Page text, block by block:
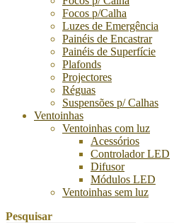
Focos p/Calha
Luzes de Emergência
Painéis de Encastrar
Painéis de Superfície
Plafonds
Projectores
Réguas
Suspensões p/ Calhas
Ventoinhas
Ventoinhas com luz
Acessórios
Controlador LED
Difusor
Módulos LED
Ventoinhas sem luz
Pesquisar